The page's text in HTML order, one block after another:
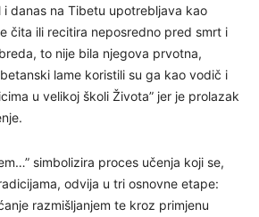
i danas na Tibetu upotrebljava kao
čita ili recitira neposredno pred smrt i
to nije bila njegova prvotna,
lame koristili su ga kao vodič i
u velikoj školi Života” jer je prolazak
simbolizira proces učenja koji se,
odvija u tri osnovne etape:
razmišljanjem te kroz primjenu